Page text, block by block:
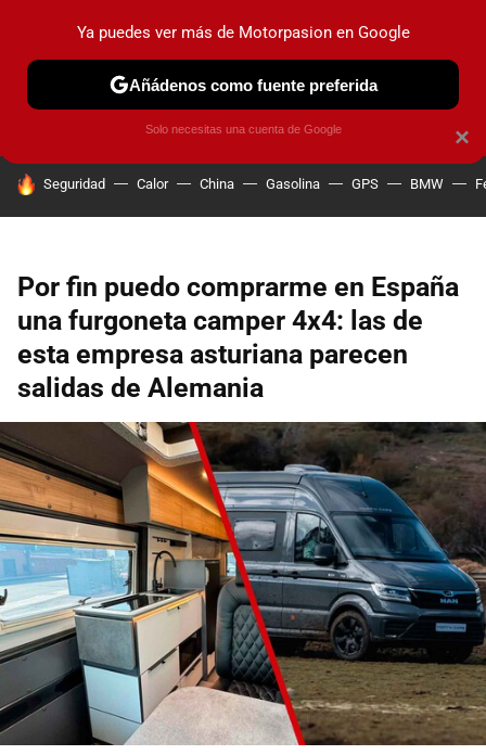
PRUEBAS COCHES ELÉCTRICOS OBSERVATORIO
HOY SE HABLA DE
Seguridad Calor China Gasolina GPS BMW
Por fin puedo comprarme en España
una furgoneta camper 4x4: las de
esta empresa asturiana parecen
salidas de Alemania
×
Ya puedes ver más de Motorpasion en Google
Añádenos como fuente preferida
Solo necesitas una cuenta de Google